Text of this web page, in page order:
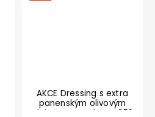
AKCE Dressing s extra
panenským olivovým
olejem a oregánem 250